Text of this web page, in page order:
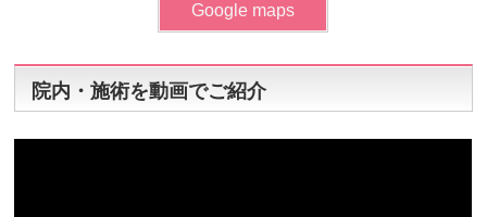
Google maps
院内・施術を動画でご紹介